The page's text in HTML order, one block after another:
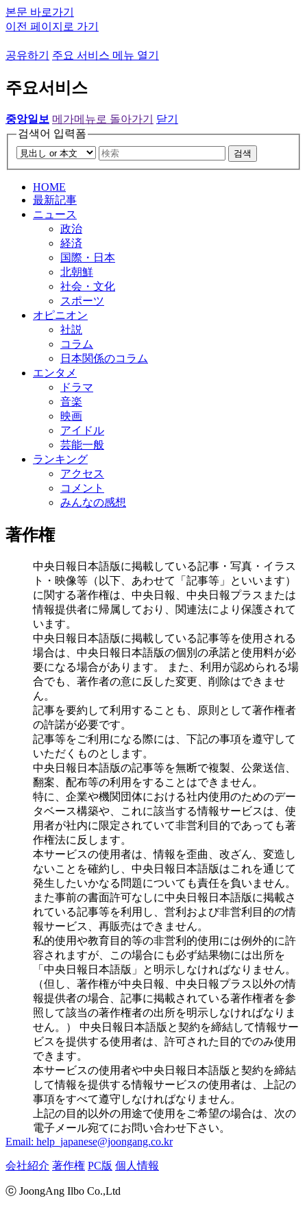
본문 바로가기
이전 페이지로 가기
공유하기 주요 서비스 메뉴 열기
주요서비스
중앙일보 메가메뉴로 돌아가기
닫기
검색어 입력폼
검색
HOME
最新記事
ニュース
政治
経済
国際・日本
北朝鮮
社会・文化
スポーツ
オピニオン
社説
コラム
日本関係のコラム
エンタメ
ドラマ
音楽
映画
アイドル
芸能一般
ランキング
アクセス
コメント
みんなの感想
著作権
中央日報日本語版に掲載している記事・写真・イラス
ト・映像等（以下、あわせて「記事等」といいます）
に関する著作権は、中央日報、中央日報プラスまたは
情報提供者に帰属しており、関連法により保護されて
います。
中央日報日本語版に掲載している記事等を使用される
場合は、中央日報日本語版の個別の承諾と使用料が必
要になる場合があります。 また、利用が認められる場
合でも、著作者の意に反した変更、削除はできませ
ん。
記事を要約して利用することも、原則として著作権者
の許諾が必要です。
記事等をご利用になる際には、下記の事項を遵守して
いただくものとします。
中央日報日本語版の記事等を無断で複製、公衆送信、
翻案、配布等の利用をすることはできません。
特に、企業や機関団体における社内使用のためのデー
タベース構築や、これに該当する情報サービスは、使
用者が社内に限定されていて非営利目的であっても著
作権法に反します。
本サービスの使用者は、情報を歪曲、改ざん、変造し
ないことを確約し、中央日報日本語版はこれを通じて
発生したいかなる問題についても責任を負いません。
また事前の書面許可なしに中央日報日本語版に掲載さ
れている記事等を利用し、営利および非営利目的の情
報サービス、再販売はできません。
私的使用や教育目的等の非営利的使用には例外的に許
容されますが、この場合にも必ず結果物には出所を
「中央日報日本語版」と明示しなければなりません。
（但し、著作権が中央日報、中央日報プラス以外の情
報提供者の場合、記事に掲載されている著作権者を参
照して該当の著作権者の出所を明示しなければなりま
せん。） 中央日報日本語版と契約を締結して情報サー
ビスを提供する使用者は、許可された目的でのみ使用
できます。
本サービスの使用者や中央日報日本語版と契約を締結
して情報を提供する情報サービスの使用者は、上記の
事項をすべて遵守しなければなりません。
上記の目的以外の用途で使用をご希望の場合は、次の
電子メール宛てにお問い合わせ下さい。
Email: help_japanese@joongang.co.kr
会社紹介 著作権 PC版 個人情報
ⓒ JoongAng Ilbo Co.,Ltd